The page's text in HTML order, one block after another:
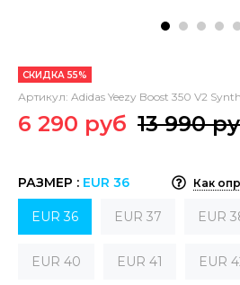
СКИДКА 55%
Артикул: Adidas Yeezy Boost 350 V2
6 290 руб 13 990
РАЗМЕР : EUR 36 Как
EUR 36 EUR 37 EUR
EUR 40 EUR 41 EUR